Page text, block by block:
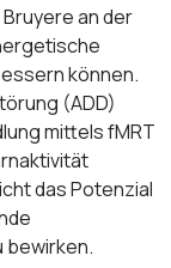
an der
können.
(ADD)
mittels fMRT
das Potenzial
bewirken.